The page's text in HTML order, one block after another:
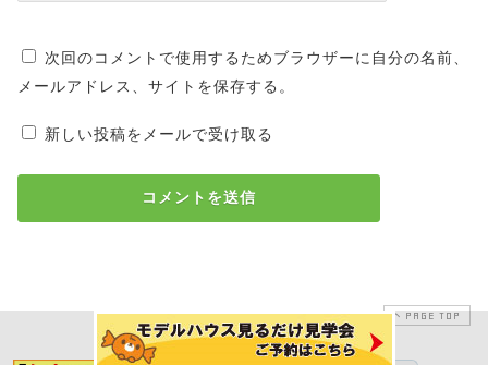
次回のコメントで使用するためブラウザーに自分の名前、
メールアドレス、サイトを保存する。
新しい投稿をメールで受け取る
PAGE TOP